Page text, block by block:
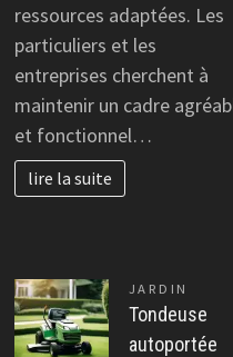
ressources adaptées. Les
particuliers et les
entreprises cherchent à
maintenir un cadre
et fonctionnel…
lire la suite
JARDIN
Tondeuse
autoportée